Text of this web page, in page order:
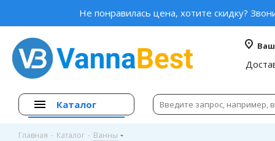
Не понравилась цена, хотите скидку?
Каталог
Главная - Каталог - Ванны